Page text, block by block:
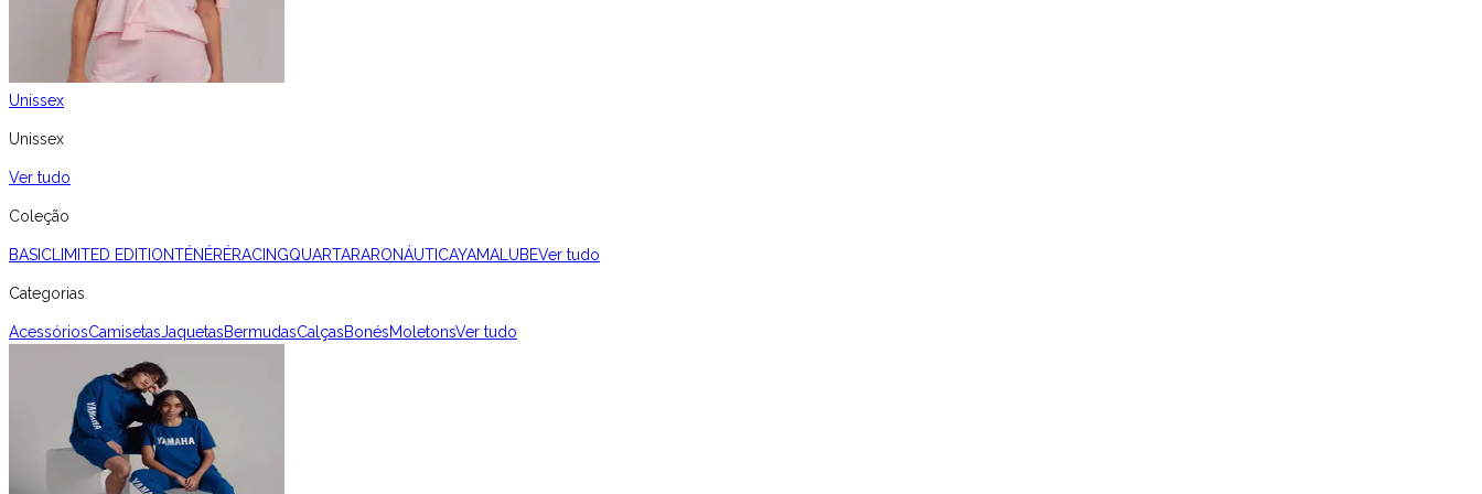
Unissex
Unissex
Ver tudo
Coleção
BASIC LIMITED EDITIONTÉNÉRÉRACINGQUARTARARONÁUTICAYAMALUBEVer tudo
Categorias
AcessóriosCamisetasJaquetasBermudasCalçasBonésMoletonsVer tudo